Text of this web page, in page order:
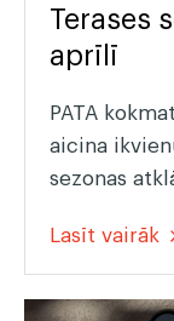
Terases
aprīlī
PATA
aicina
sezonas
Lasīt vairāk